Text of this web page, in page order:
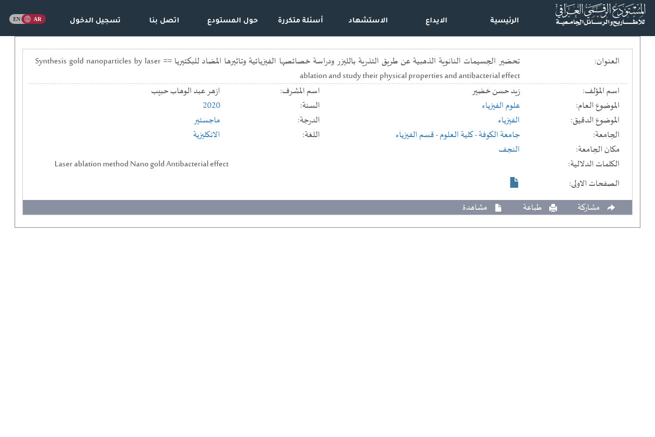
الرئيسية الايداع الاستشهاد أسئلة متكررة حول المستودع اتصل بنا تسجيل الدخول
العنوان:
تحضير الجسيمات النانوية الذهبية عن طريق التذرية بالليزر ودراسة خصائصها الفيزيائية وتاثيرها المضاد للبكتيريا == Synthesis gold nanoparticles by laser
ablation and study their physical properties and antibacterial effect
اسم المؤلف:
زيد حسن خضير اسم المشرف:
ازهر عبد الوهاب حبيب
الموضوع العام:
علوم الفيزياء السنة:
2020
الموضوع الدقيق:
الفيزياء الدرجة:
ماجستير
الجامعة:
جامعة الكوفة- كلية العلوم- قسم الفيزياء اللغة:
الانكليزية
مكان الجامعة:
النجف
الكلمات الدلالية:
Laser ablation method Nano gold Antibacterial effect
الصفحات الاولى:
مشاركة
طباعة مشاهدة